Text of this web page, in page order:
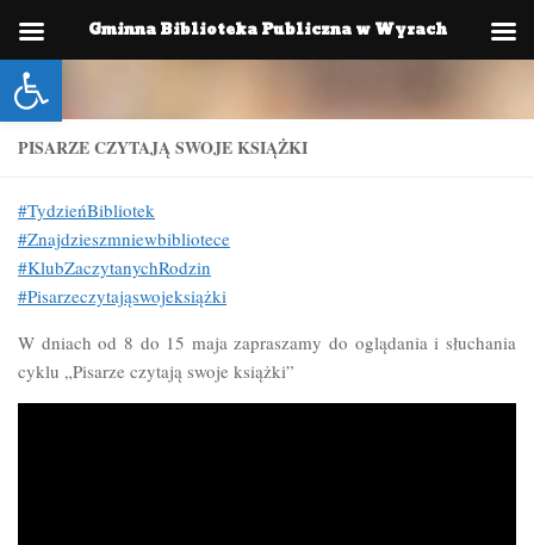
Otwórz pasek narzędzi
Skip to content
PISARZE CZYTAJĄ SWOJE KSIĄŻKI
#TydzieńBibliotek
#Znajdzieszmniewbibliotece
#KlubZaczytanychRodzin
#Pisarzeczytająswojeksiążki
W dniach od 8 do 15 maja zapraszamy do oglądania i słuchania
cyklu „Pisarze czytają swoje książki”
Gminna Biblioteka Publiczna w Wyrach